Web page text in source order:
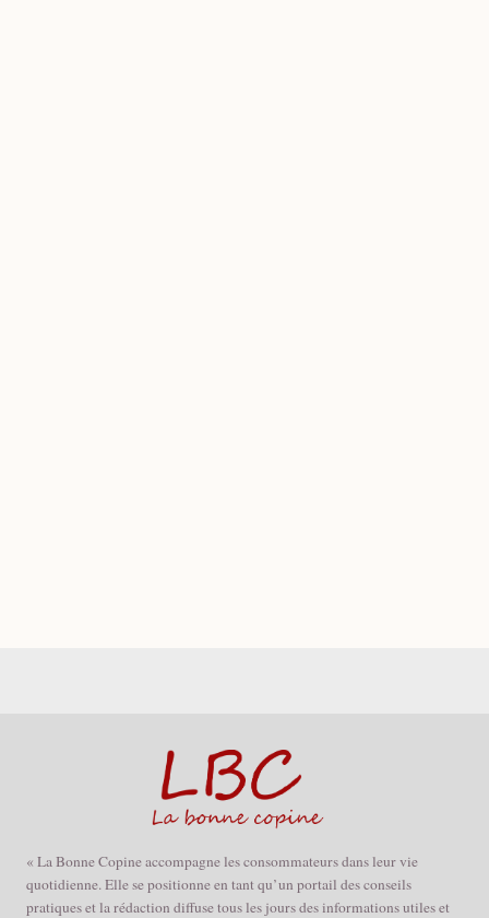
« La Bonne Copine accompagne les consommateurs dans leur vie
quotidienne. Elle se positionne en tant qu’un portail des conseils
pratiques et la rédaction diffuse tous les jours des informations utiles et